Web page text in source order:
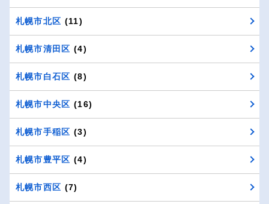
札幌市北区 (11)
札幌市清田区 (4)
札幌市白石区 (8)
札幌市中央区 (16)
札幌市手稲区 (3)
札幌市豊平区 (4)
札幌市西区 (7)